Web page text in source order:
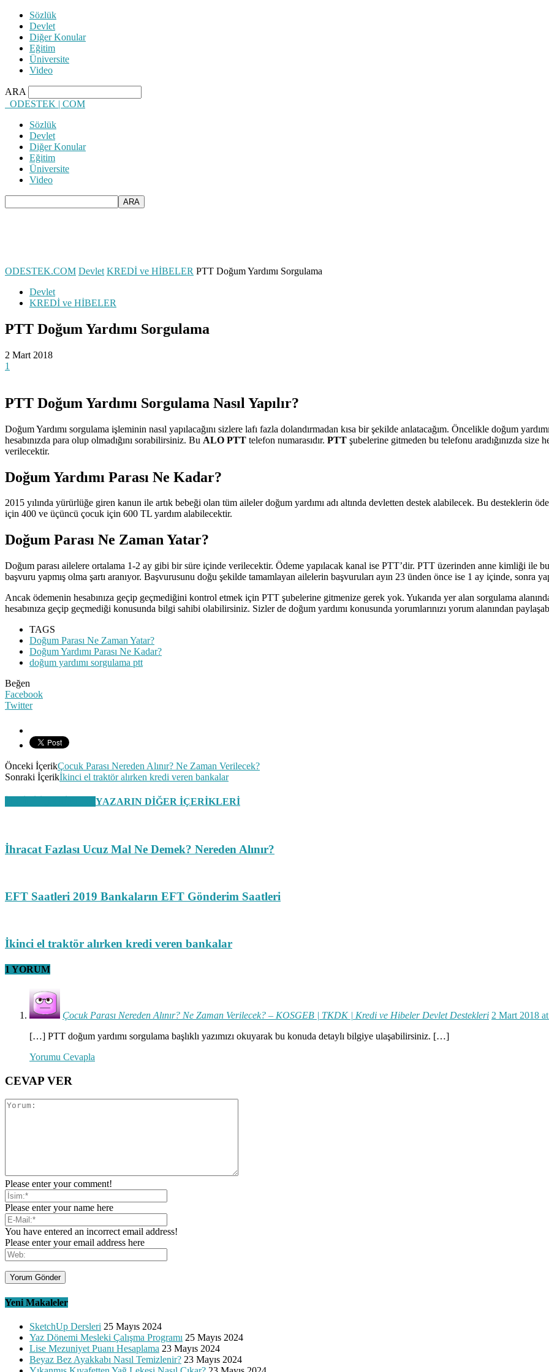
Sözlük
Devlet
Diğer Konular
Eğitim
Üniversite
Video
ARA
ODESTEK | COM
Sözlük
Devlet
Diğer Konular
Eğitim
Üniversite
Video
ODESTEK.COM Devlet KREDİ ve HİBELER PTT Doğum Yardımı Sorgulama
Devlet
KREDİ ve HİBELER
PTT Doğum Yardımı Sorgulama
2 Mart 2018
1
PTT Doğum Yardımı Sorgulama Nasıl Yapılır?
Doğum Yardımı sorgulama işleminin nasıl yapılacağını sizlere lafı fazla dolandırmadan kısa bir şekilde anlatacağım. Öncelikle doğum
hesabınızda para olup olmadığını sorabilirsiniz. Bu ALO PTT telefon numarasıdır. PTT şubelerine gitmeden bu telefonu aradığınızda size
verilecektir.
Doğum Yardımı Parası Ne Kadar?
2015 yılında yürürlüğe giren kanun ile artık bebeği olan tüm aileler doğum yardımı adı altında devletten destek alabilecek. Bu desteklerin
için 400 ve üçüncü çocuk için 600 TL yardım alabilecektir.
Doğum Parası Ne Zaman Yatar?
Doğum parası ailelere ortalama 1-2 ay gibi bir süre içinde verilecektir. Ödeme yapılacak kanal ise PTT’dir. PTT üzerinden anne kimliği ile
başvuru yapmış olma şartı aranıyor. Başvurusunu doğu şekilde tamamlayan ailelerin başvuruları ayın 23 ünden önce ise 1 ay içinde, sonra
Ancak ödemenin hesabınıza geçip geçmediğini kontrol etmek için PTT şubelerine gitmenize gerek yok. Yukarıda yer alan sorgulama
hesabınıza geçip geçmediği konusunda bilgi sahibi olabilirsiniz. Sizler de doğum yardımı konusunda yorumlarınızı yorum alanından
TAGS
Doğum Parası Ne Zaman Yatar?
Doğum Yardımı Parası Ne Kadar?
doğum yardımı sorgulama ptt
Beğen
Facebook
Twitter
Önceki İçerikÇocuk Parası Nereden Alınır? Ne Zaman Verilecek?
Sonraki İçerikİkinci el traktör alırken kredi veren bankalar
YAZARIN DİĞER İÇERİKLERİ
İhracat Fazlası Ucuz Mal Ne Demek? Nereden Alınır?
EFT Saatleri 2019 Bankaların EFT Gönderim Saatleri
İkinci el traktör alırken kredi veren bankalar
1 YORUM
Çocuk Parası Nereden Alınır? Ne Zaman Verilecek? – KOSGEB | TKDK | Kredi ve Hibeler Devlet Destekleri 2 Mart 2018
[…] PTT doğum yardımı sorgulama başlıklı yazımızı okuyarak bu konuda detaylı bilgiye ulaşabilirsiniz. […]
Yorumu Cevapla
CEVAP VER
Please enter your comment!
Please enter your name here
You have entered an incorrect email address!
Please enter your email address here
Yeni Makaleler
SketchUp Dersleri 25 Mayıs 2024
Yaz Dönemi Mesleki Çalışma Programı 25 Mayıs 2024
Lise Mezuniyet Puanı Hesaplama 23 Mayıs 2024
Beyaz Bez Ayakkabı Nasıl Temizlenir? 23 Mayıs 2024